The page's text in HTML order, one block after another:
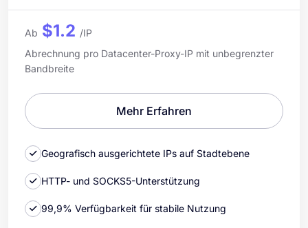
Ab $1.2 /IP
Abrechnung pro Datacenter-Proxy-IP mit unbegrenzter
Bandbreite
Mehr Erfahren
Geografisch ausgerichtete IPs auf Stadtebene
HTTP- und SOCKS5-Unterstützung
99,9% Verfügbarkeit für stabile Nutzung